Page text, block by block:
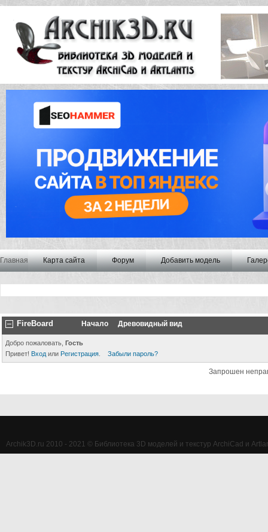
Главная Карта сайта Форум Добавить модель
FireBoard Начало Древовидный вид
Добро пожаловать, Гость
Привет! Вход или Регистрация Забыли пароль?
Запрошен
Archik3D.ru 2010 - 2021 © Библиотека 3D моделей и текстур ArchiCad и